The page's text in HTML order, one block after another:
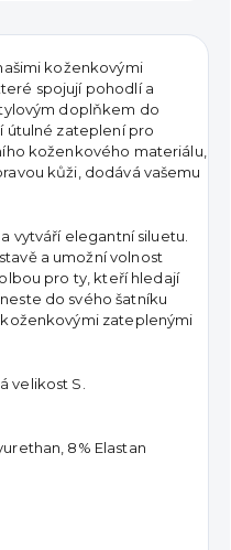
koženkovými
spojují pohodlí a
doplňkem do
útulné zateplení pro
koženkového materiálu,
kůži, dodává vašemu
vytváří elegantní siluetu.
a umožní volnost
pro ty, kteří hledají
do svého šatníku
koženkovými zateplenými
velikost S.
8% Elastan